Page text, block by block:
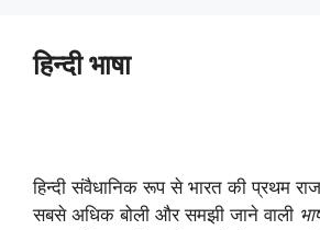
हिन्दी भाषा
हिन्दी संवैधानिक रूप से भारत की प्रथम
सबसे अधिक बोली और समझी जाने वाली